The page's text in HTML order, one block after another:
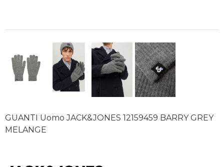
GUANTI Uomo JACK&JONES 12159459 BARRY GREY
MELANGE